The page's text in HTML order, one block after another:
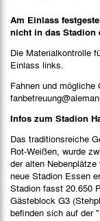
Am Einlass
nicht in das Stadion
Die Materialkontrolle
Einlass links.
Fahnen und mögliche
Infos zum Stadion
Das traditionsreiche
Rot-Weißen, wurde
der alten
neue Stadion Essen
Stadion fasst 20.650
Gästeblock G3
befinden sich auf der